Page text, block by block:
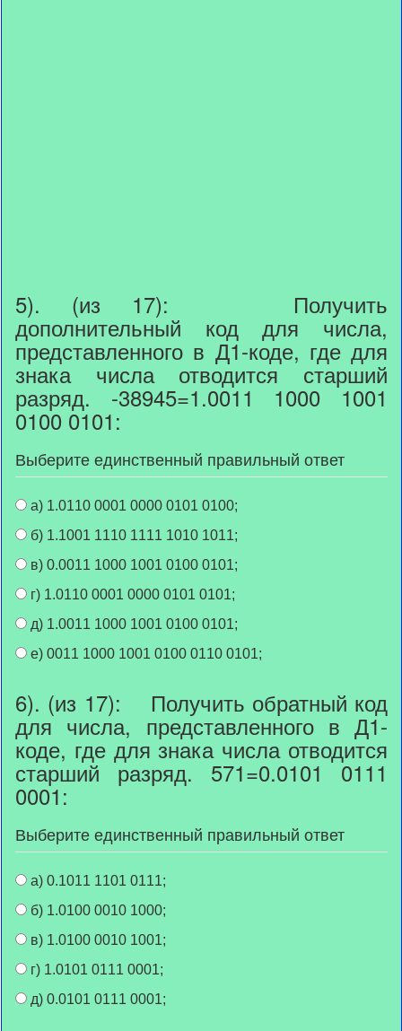
5). (из 17): Получить
дополнительный код для числа,
представленного в Д1-коде, где для
знака числа отводится старший
разряд. -38945=1.0011 1000 1001
0100 0101:
Выберите единственный правильный ответ
а) 1.0110 0001 0000 0101 0100;
б) 1.1001 1110 1111 1010 1011;
в) 0.0011 1000 1001 0100 0101;
г) 1.0110 0001 0000 0101 0101;
д) 1.0011 1000 1001 0100 0101;
е) 0011 1000 1001 0100 0110 0101;
6). (из 17): Получить обратный код
для числа, представленного в Д1-
коде, где для знака числа отводится
старший разряд. 571=0.0101 0111
0001:
Выберите единственный правильный ответ
а) 0.1011 1101 0111;
б) 1.0100 0010 1000;
в) 1.0100 0010 1001;
г) 1.0101 0111 0001;
д) 0.0101 0111 0001;